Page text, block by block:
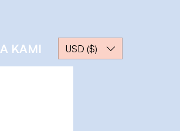
KAMI USD ($)